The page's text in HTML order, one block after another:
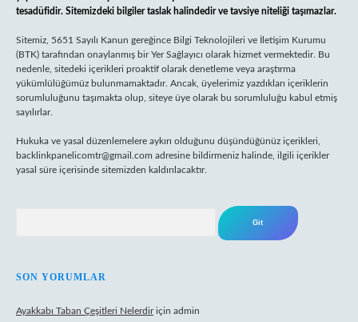
tesadüfidir. Sitemizdeki bilgiler taslak halindedir ve tavsiye niteliği taşımazlar.
Sitemiz, 5651 Sayılı Kanun gereğince Bilgi Teknolojileri ve İletişim Kurumu
(BTK) tarafından onaylanmış bir Yer Sağlayıcı olarak hizmet vermektedir. Bu
nedenle, sitedeki içerikleri proaktif olarak denetleme veya araştırma
yükümlülüğümüz bulunmamaktadır. Ancak, üyelerimiz yazdıkları içeriklerin
sorumluluğunu taşımakta olup, siteye üye olarak bu sorumluluğu kabul etmiş
sayılırlar.
Hukuka ve yasal düzenlemelere aykırı olduğunu düşündüğünüz içerikleri,
backlinkpanelicomtr@gmail.com adresine bildirmeniz halinde, ilgili içerikler
yasal süre içerisinde sitemizden kaldırılacaktır.
SON YORUMLAR
Ayakkabı Taban Çeşitleri Nelerdiriçin admin